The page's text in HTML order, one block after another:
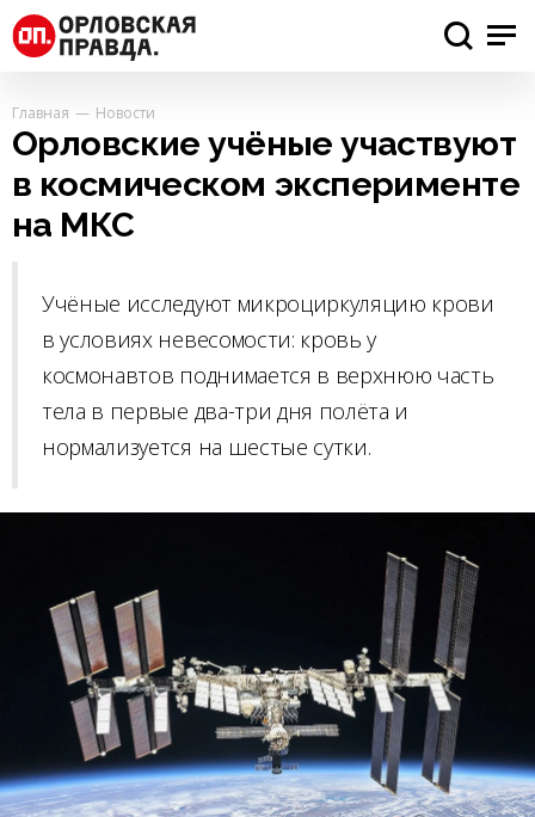
Главная Новости
Орловские учёные участвуют
в космическом эксперименте
на МКС
Учёные исследуют микроциркуляцию крови
в условиях невесомости: кровь у
космонавтов поднимается в верхнюю часть
тела в первые два-три дня полёта и
нормализуется на шестые сутки.